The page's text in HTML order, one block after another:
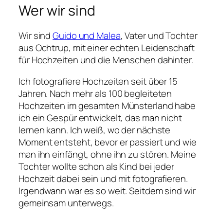
Wer wir sind
Wir sindGuido und Malea, Vater und Tochter
aus Ochtrup, mit einer echten Leidenschaft
für Hochzeiten und die Menschen dahinter.
Ich fotografiere Hochzeiten seit über 15
Jahren. Nach mehr als 100 begleiteten
Hochzeiten im gesamten Münsterland habe
ich ein Gespür entwickelt, das man nicht
lernen kann. Ich weiß, wo der nächste
Moment entsteht, bevor er passiert und wie
man ihn einfängt, ohne ihn zu stören. Meine
Tochter wollte schon als Kind bei jeder
Hochzeit dabei sein und mit fotografieren.
Irgendwann war es so weit. Seitdem sind wir
gemeinsam unterwegs.